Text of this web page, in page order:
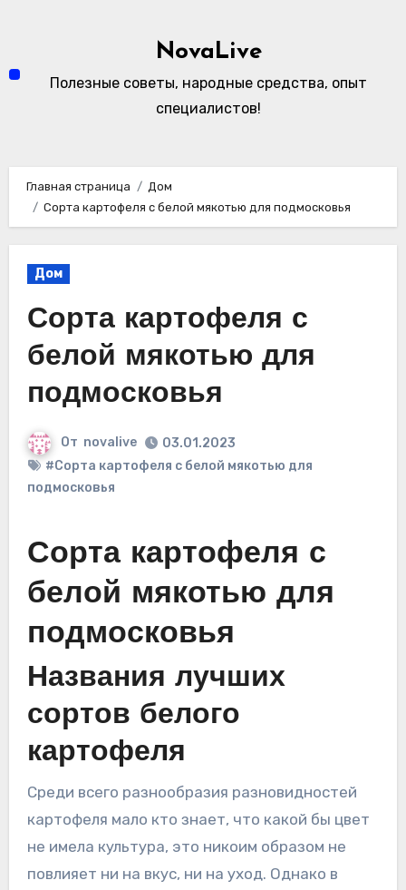
NovaLive
Полезные советы, народные средства, опыт
специалистов!
Главная страница
Дом
Сорта картофеля с белой мякотью для подмосковья
Дом
Сорта картофеля с
белой мякотью для
подмосковья
От novalive
03.01.2023
#Сорта картофеля с белой мякотью для
подмосковья
Сорта картофеля с
белой мякотью для
подмосковья
Названия лучших
сортов белого
картофеля
Среди всего разнообразия разновидностей
картофеля мало кто знает, что какой бы цвет
не имела культура, это никоим образом не
повлияет ни на вкус, ни на уход. Однако в